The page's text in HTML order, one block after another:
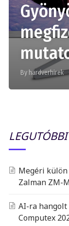
By hardverhirek
LEGUTÓBBI
Megéri
Zalman ZM-
AI-ra hangolt
Computex